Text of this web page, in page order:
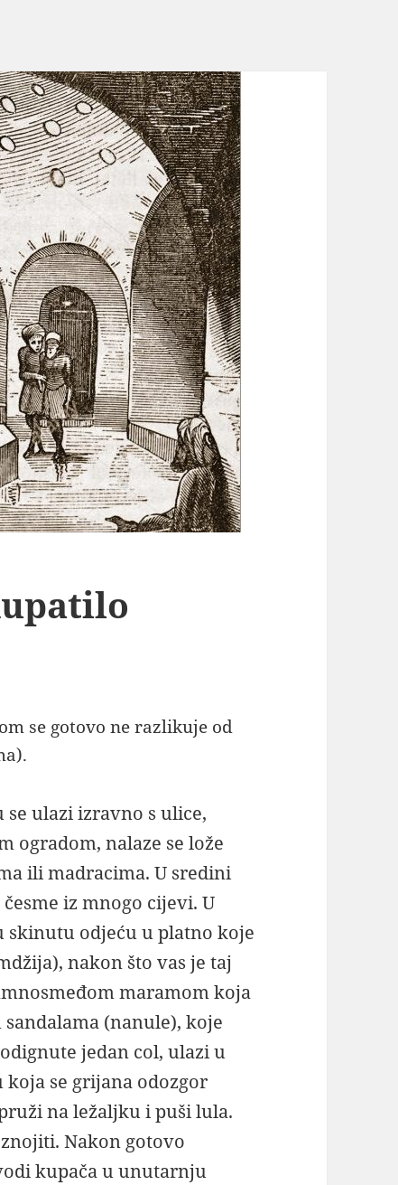
se gotovo ne razlikuje od
ulazi izravno s ulice,
ogradom, nalaze se lože
ili madracima. U sredini
iz mnogo cijevi. U
skinutu odjeću u platno koje
nakon što vas je taj
maramom koja
sandalama (nanule), koje
jedan col, ulazi u
se grijana odozgor
na ležaljku i puši lula.
Nakon gotovo
kupača u unutarnju